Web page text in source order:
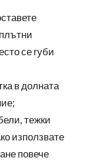
се губи
в долната
тежки
използвате
повече